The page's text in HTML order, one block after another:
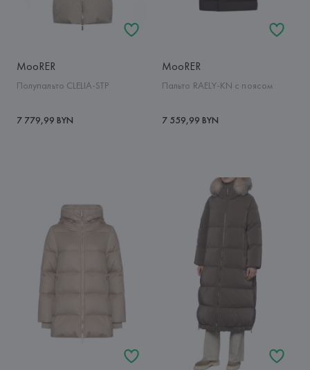
MooRER
Полупальто CLELIA-STP
7 779,99 BYN
MooRER
Пальто RAELY-KN с поясом
7 559,99 BYN